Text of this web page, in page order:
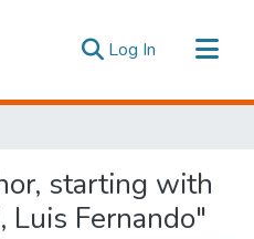
Log In (current)
starting with
Luis Fernando"